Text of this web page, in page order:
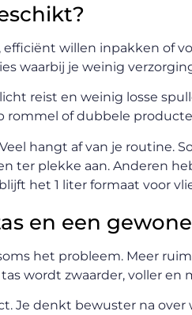
willen inpakken of
waarbij je weinig
reist en weinig losse
rommel of dubbele
hangt af van je routine.
ter plekke aan. Anderen
het 1 liter formaat voor
en een
het probleem. Meer
wordt zwaarder, voller en
Je denkt bewuster na over